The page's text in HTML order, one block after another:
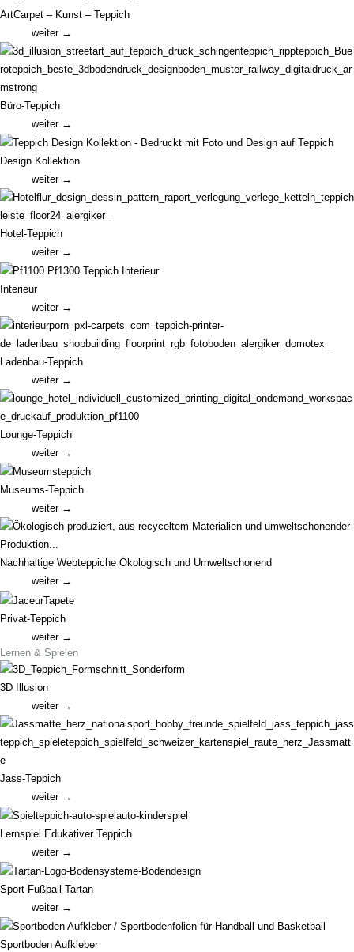
ArtCarpet – Kunst – Teppich
weiter →
Büro-Teppich
weiter →
Design Kollektion
weiter →
Hotel-Teppich
weiter →
Interieur
weiter →
Ladenbau-Teppich
weiter →
Lounge-Teppich
weiter →
Museums-Teppich
weiter →
Nachhaltige Webteppiche Ökologisch und Umweltschonend
weiter →
Privat-Teppich
weiter →
Lernen & Spielen
3D Illusion
weiter →
Jass-Teppich
weiter →
Lernspiel Edukativer Teppich
weiter →
Sport-Fußball-Tartan
weiter →
Sportboden Aufkleber